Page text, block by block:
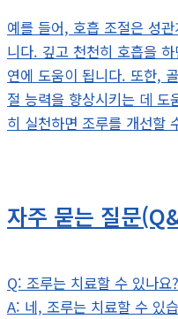
예를 들어, 호흡 조절은 성
니다. 깊고 천천히 호흡을
연에 도움이 됩니다. 또한,
절 능력을 향상시키는 데 도
히 실천하면 조루를 개선할
자주 묻는 질문
Q: 조루는 치료할 수 있나요?
A: 네, 조루는 치료할 수 있